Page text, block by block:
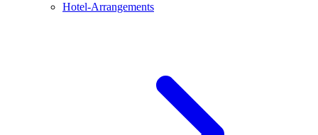
Hotel-Arrangements